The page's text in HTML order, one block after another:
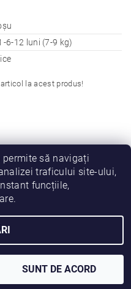
-6-12 luni (7-9 kg)
la acest produs!
și condiții
rezervate
Shoptet
să navigați
traficului site-ului,
funcțiile,
SUNT DE ACORD